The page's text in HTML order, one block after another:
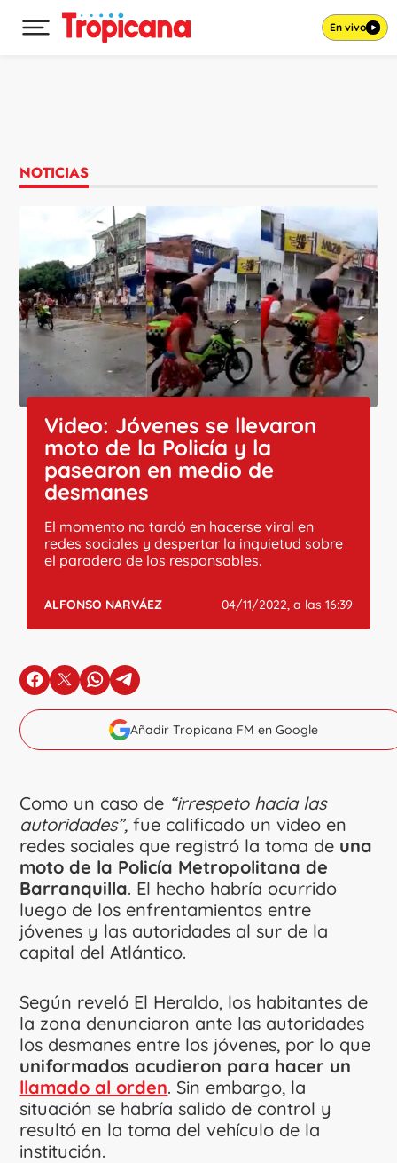
Desplegar menú principal En vivo
NOTICIAS
Video: Jóvenes se llevaron
moto de la Policía y la
pasearon en medio de
desmanes
El momento no tardó en hacerse viral en
redes sociales y despertar la inquietud sobre
el paradero de los responsables.
ALFONSO NARVÁEZ 04/11/2022, a las 16:39
en Facebook
en Xen Whatsapp
en Telegram
Añadir Tropicana FM en Google
Como un caso de “irrespeto hacia las
autoridades”, fue calificado un video en
redes sociales que registró la toma de una
moto de la Policía Metropolitana de
Barranquilla. El hecho habría ocurrido
luego de los enfrentamientos entre
jóvenes y las autoridades al sur de la
capital del Atlántico.
Según reveló El Heraldo, los habitantes de
la zona denunciaron ante las autoridades
los desmanes entre los jóvenes, por lo que
uniformados acudieron para hacer un
llamado al orden. Sin embargo, la
situación se habría salido de control y
resultó en la toma del vehículo de la
institución.